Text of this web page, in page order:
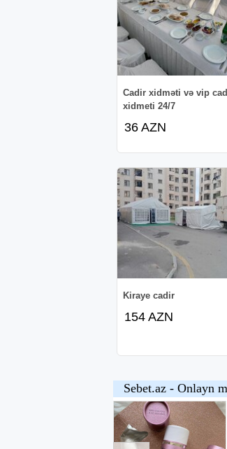
Cadir xidməti və vip
xidmeti 24/7
36 AZN
Kiraye cadir
154 AZN